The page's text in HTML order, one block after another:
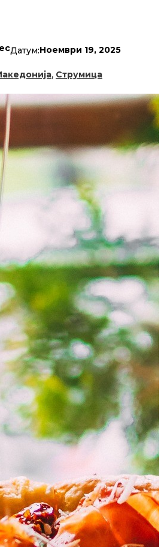
Датум:Ноември 19, 2025
, Струмица